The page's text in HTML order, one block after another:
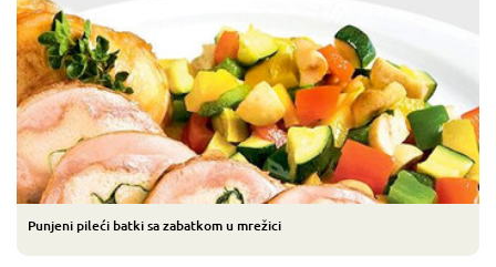
Punjeni pileći batki sa zabatkom u mrežici